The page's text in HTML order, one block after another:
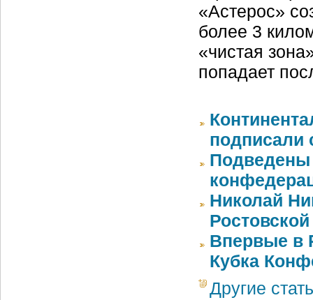
«Астерос»
более 3
«чистая
попадает
подписали
Подведены
Николай
Впервые в
Кубка
Другие